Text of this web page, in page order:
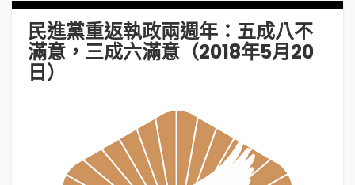
民進黨重返執政兩週年：五成八不
滿意，三成六滿意（2018年5月20
日）